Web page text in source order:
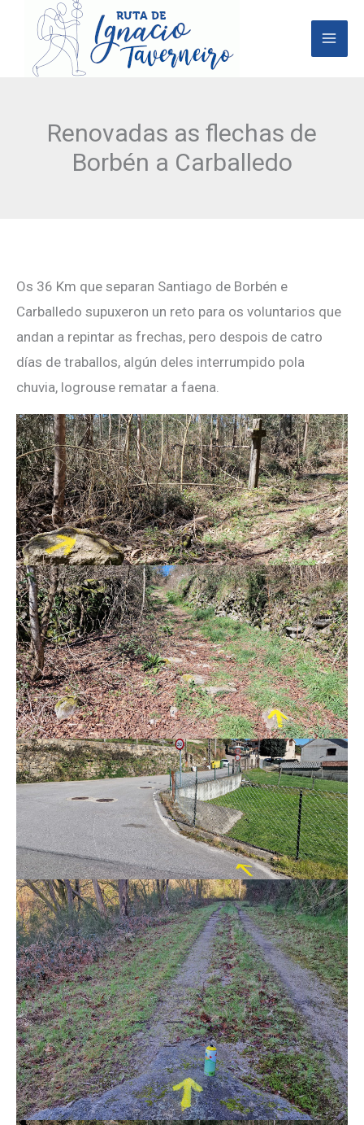
contenido
Renovadas as flechas de
Borbén a Carballedo
Os 36 Km que separan Santiago de Borbén e
Carballedo supuxeron un reto para os voluntarios que
andan a repintar as frechas, pero despois de catro
días de traballos, algún deles interrumpido pola
chuvia, logrouse rematar a faena.